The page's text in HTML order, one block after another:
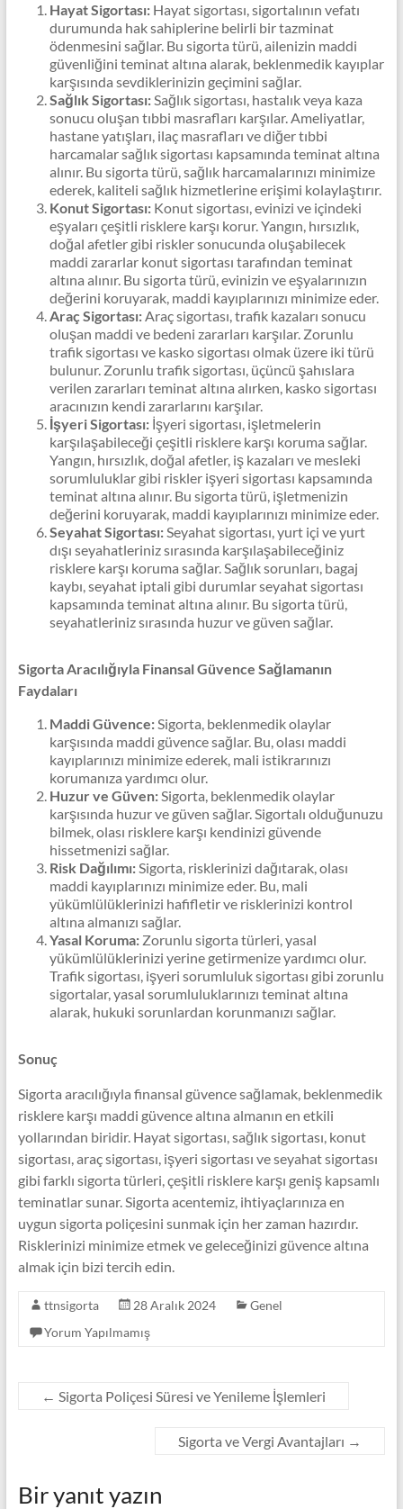
Hayat Sigortası:Hayat sigortası, sigortalının vefatı
durumunda hak sahiplerine belirli bir tazminat
ödenmesini sağlar. Bu sigorta türü, ailenizin maddi
güvenliğini teminat altına alarak, beklenmedik kayıplar
karşısında sevdiklerinizin geçimini sağlar.
Sağlık Sigortası:Sağlık sigortası, hastalık veya kaza
sonucu oluşan tıbbi masrafları karşılar. Ameliyatlar,
hastane yatışları, ilaç masrafları ve diğer tıbbi
harcamalar sağlık sigortası kapsamında teminat altına
alınır. Bu sigorta türü, sağlık harcamalarınızı minimize
ederek, kaliteli sağlık hizmetlerine erişimi kolaylaştırır.
Konut Sigortası:Konut sigortası, evinizi ve içindeki
eşyaları çeşitli risklere karşı korur. Yangın, hırsızlık,
doğal afetler gibi riskler sonucunda oluşabilecek
maddi zararlar konut sigortası tarafından teminat
altına alınır. Bu sigorta türü, evinizin ve eşyalarınızın
değerini koruyarak, maddi kayıplarınızı minimize eder.
Araç Sigortası:Araç sigortası, trafik kazaları sonucu
oluşan maddi ve bedeni zararları karşılar. Zorunlu
trafik sigortası ve kasko sigortası olmak üzere iki türü
bulunur. Zorunlu trafik sigortası, üçüncü şahıslara
verilen zararları teminat altına alırken, kasko sigortası
aracınızın kendi zararlarını karşılar.
İşyeri Sigortası:İşyeri sigortası, işletmelerin
karşılaşabileceği çeşitli risklere karşı koruma sağlar.
Yangın, hırsızlık, doğal afetler, iş kazaları ve mesleki
sorumluluklar gibi riskler işyeri sigortası kapsamında
teminat altına alınır. Bu sigorta türü, işletmenizin
değerini koruyarak, maddi kayıplarınızı minimize eder.
Seyahat Sigortası:Seyahat sigortası, yurt içi ve yurt
dışı seyahatleriniz sırasında karşılaşabileceğiniz
risklere karşı koruma sağlar. Sağlık sorunları, bagaj
kaybı, seyahat iptali gibi durumlar seyahat sigortası
kapsamında teminat altına alınır. Bu sigorta türü,
seyahatleriniz sırasında huzur ve güven sağlar.
Sigorta Aracılığıyla Finansal Güvence Sağlamanın
Faydaları
Maddi Güvence:Sigorta, beklenmedik olaylar
karşısında maddi güvence sağlar. Bu, olası maddi
kayıplarınızı minimize ederek, mali istikrarınızı
korumanıza yardımcı olur.
Huzur ve Güven:Sigorta, beklenmedik olaylar
karşısında huzur ve güven sağlar. Sigortalı olduğunuzu
bilmek, olası risklere karşı kendinizi güvende
hissetmenizi sağlar.
Risk Dağılımı:Sigorta, risklerinizi dağıtarak, olası
maddi kayıplarınızı minimize eder. Bu, mali
yükümlülüklerinizi hafifletir ve risklerinizi kontrol
altına almanızı sağlar.
Yasal Koruma:Zorunlu sigorta türleri, yasal
yükümlülüklerinizi yerine getirmenize yardımcı olur.
Trafik sigortası, işyeri sorumluluk sigortası gibi zorunlu
sigortalar, yasal sorumluluklarınızı teminat altına
alarak, hukuki sorunlardan korunmanızı sağlar.
Sonuç
Sigorta aracılığıyla finansal güvence sağlamak, beklenmedik
risklere karşı maddi güvence altına almanın en etkili
yollarından biridir. Hayat sigortası, sağlık sigortası, konut
sigortası, araç sigortası, işyeri sigortası ve seyahat sigortası
gibi farklı sigorta türleri, çeşitli risklere karşı geniş kapsamlı
teminatlar sunar. Sigorta acentemiz, ihtiyaçlarınıza en
uygun sigorta poliçesini sunmak için her zaman hazırdır.
Risklerinizi minimize etmek ve geleceğinizi güvence altına
almak için bizi tercih edin.
ttnsigorta 28 Aralık 2024
Genel
Yorum Yapılmamış
← Sigorta Poliçesi Süresi ve Yenileme İşlemleri
Sigorta ve Vergi Avantajları →
Bir yanıt yazın